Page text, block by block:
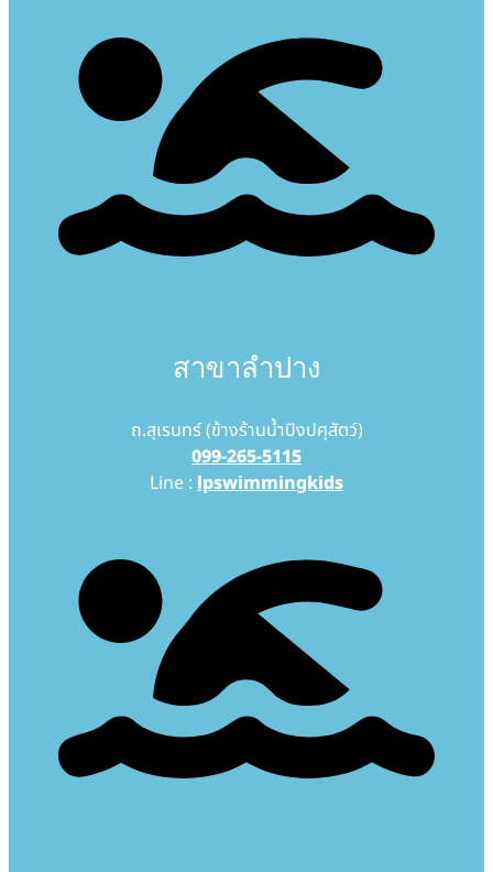
สาขาลำปาง
ถ.สุเรนทร์ (ข้างร้านน้ำปิงปศุสัตว์)
099-265-5115
Line : lpswimmingkids